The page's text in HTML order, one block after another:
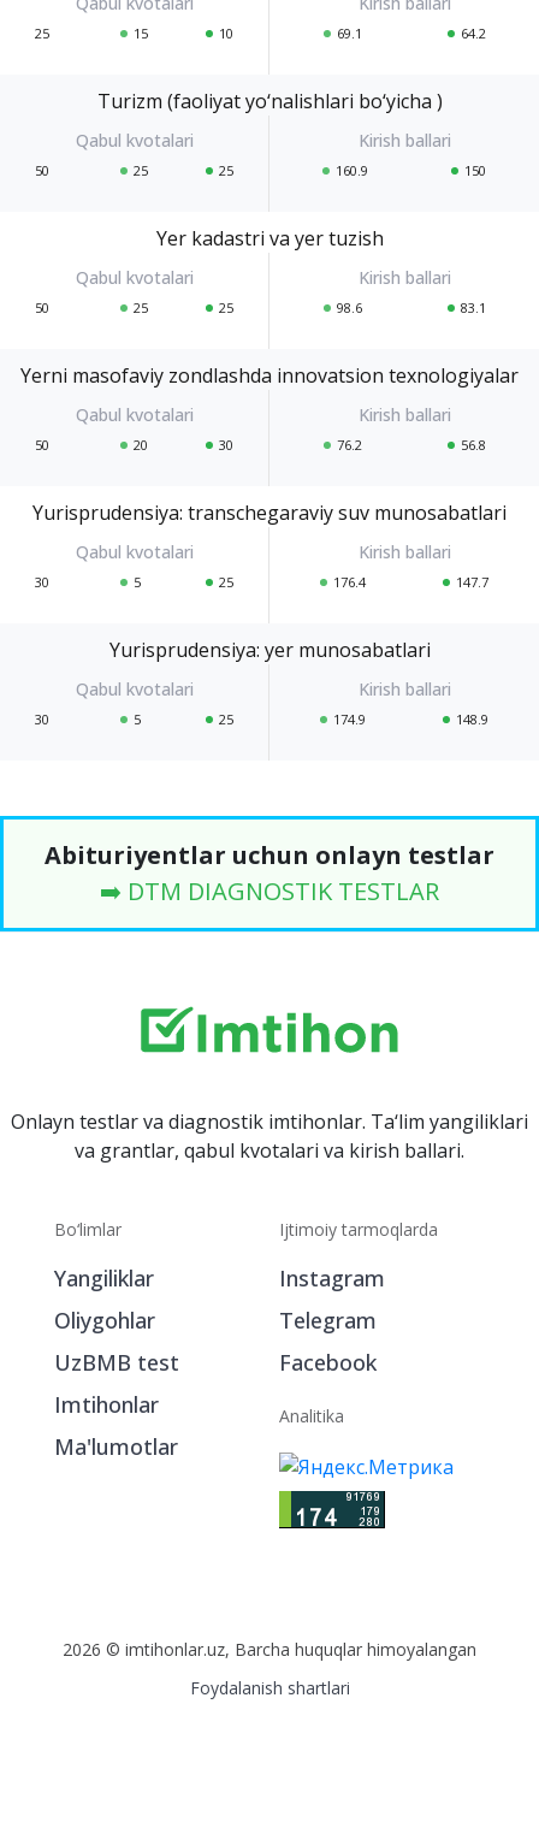
25 15 10 69.1 64.2
Turizm (faoliyat yo‘nalishlari bo‘yicha )
50 25 25 160.9 150
Yer kadastri va yer tuzish
50 25 25 98.6 83.1
Yerni masofaviy zondlashda innovatsion texnologiyalar
50 20 30 76.2 56.8
Yurisprudensiya: transchegaraviy suv munosabatlari
30 5 25 176.4 147.7
Yurisprudensiya: yer munosabatlari
30 5 25 174.9 148.9
Abituriyentlar uchun onlayn testlar
➡️ DTM DIAGNOSTIK TESTLAR
Onlayn testlar va diagnostik imtihonlar. Ta‘lim yangiliklari
va grantlar, qabul kvotalari va kirish ballari.
Bo‘limlar
Yangiliklar
Oliygohlar
UzBMB test
Imtihonlar
Ma'lumotlar
Ijtimoiy tarmoqlarda
Instagram
Telegram
Facebook
Analitika
2026 © imtihonlar.uz, Barcha huquqlar himoyalangan
Foydalanish shartlari